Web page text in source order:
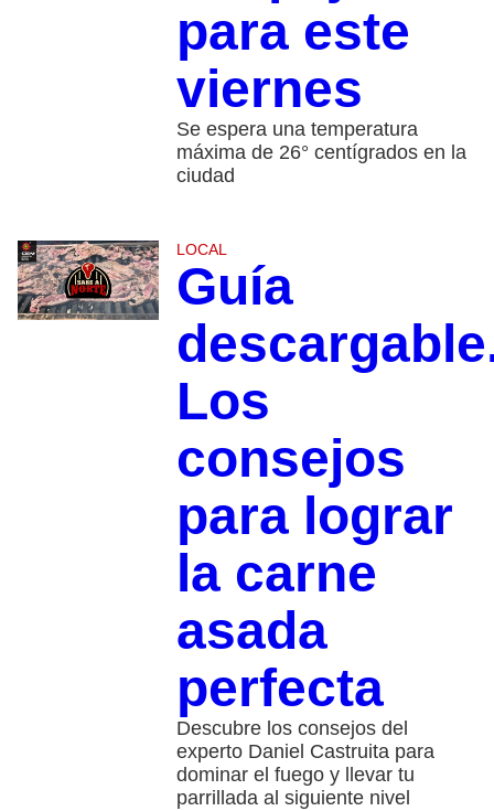
para este
viernes
Se espera una temperatura
máxima de 26° centígrados en la
ciudad
LOCAL
Guía
Los
consejos
para lograr
la carne
asada
perfecta
Descubre los consejos del
experto Daniel Castruita para
dominar el fuego y llevar tu
parrillada al siguiente nivel